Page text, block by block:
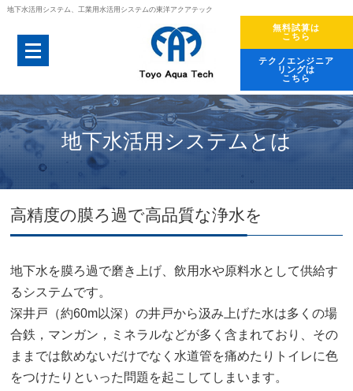
地下水活用システム、工業用水活用システムの東洋アクアテック
無料試算は
こちら
テクノエンジニア
リングは
こちら
地下水活用システムとは
高精度の膜ろ過で高品質な浄水を
地下水を膜ろ過で磨き上げ、飲用水や原料水として供給す
るシステムです。
深井戸（約60m以深）の井戸から汲み上げた水は多くの場
合鉄，マンガン，ミネラルなどが多く含まれており、その
ままでは飲めないだけでなく水道管を痛めたりトイレに色
をつけたりといった問題を起こしてしまいます。